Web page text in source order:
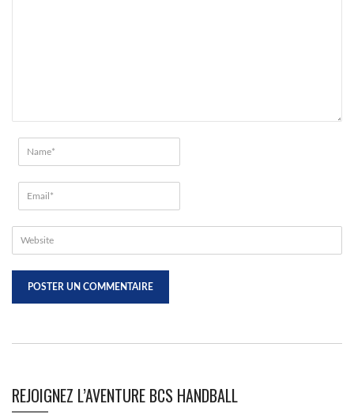
REJOIGNEZ L’AVENTURE BCS HANDBALL